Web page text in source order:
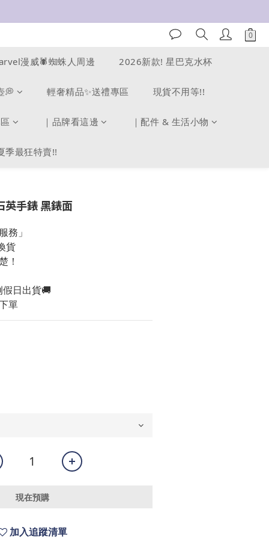
漫威🕷️蜘蛛人周邊 2026新款! 星巴克水杯
💭 輕奢精品✨送禮專區 現貨不用等!!
｜品牌看這邊 ｜配件 & 生活小物
季最狂特賣!!
手錶 黑錶面
務」
貨
！
日出貨🚚
單
現在預購
加入追蹤清單